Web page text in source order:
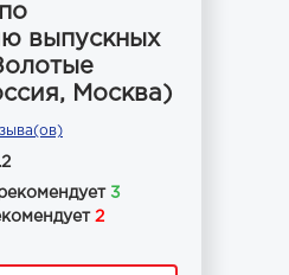
выпускных
Москва)
3
2